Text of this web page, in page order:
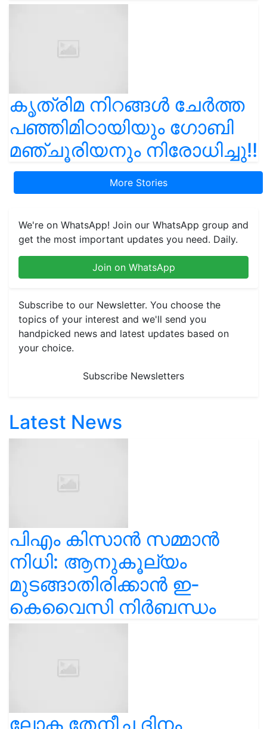
കൃത്രിമ നിറങ്ങൾ ചേർത്ത
പഞ്ഞിമിഠായിയും ഗോബി
മഞ്ചൂരിയനും നിരോധിച്ചു!!
More Stories
We're on WhatsApp! Join our WhatsApp group and
get the most important updates you need. Daily.
Join on WhatsApp
Subscribe to our Newsletter. You choose the
topics of your interest and we'll send you
handpicked news and latest updates based on
your choice.
Subscribe Newsletters
Latest News
പിഎം കിസാൻ സമ്മാൻ
നിധി: ആനുകൂല്യം
മുടങ്ങാതിരിക്കാൻ ഇ-
കെവൈസി നിർബന്ധം
ലോക തേനീച്ച ദിനം